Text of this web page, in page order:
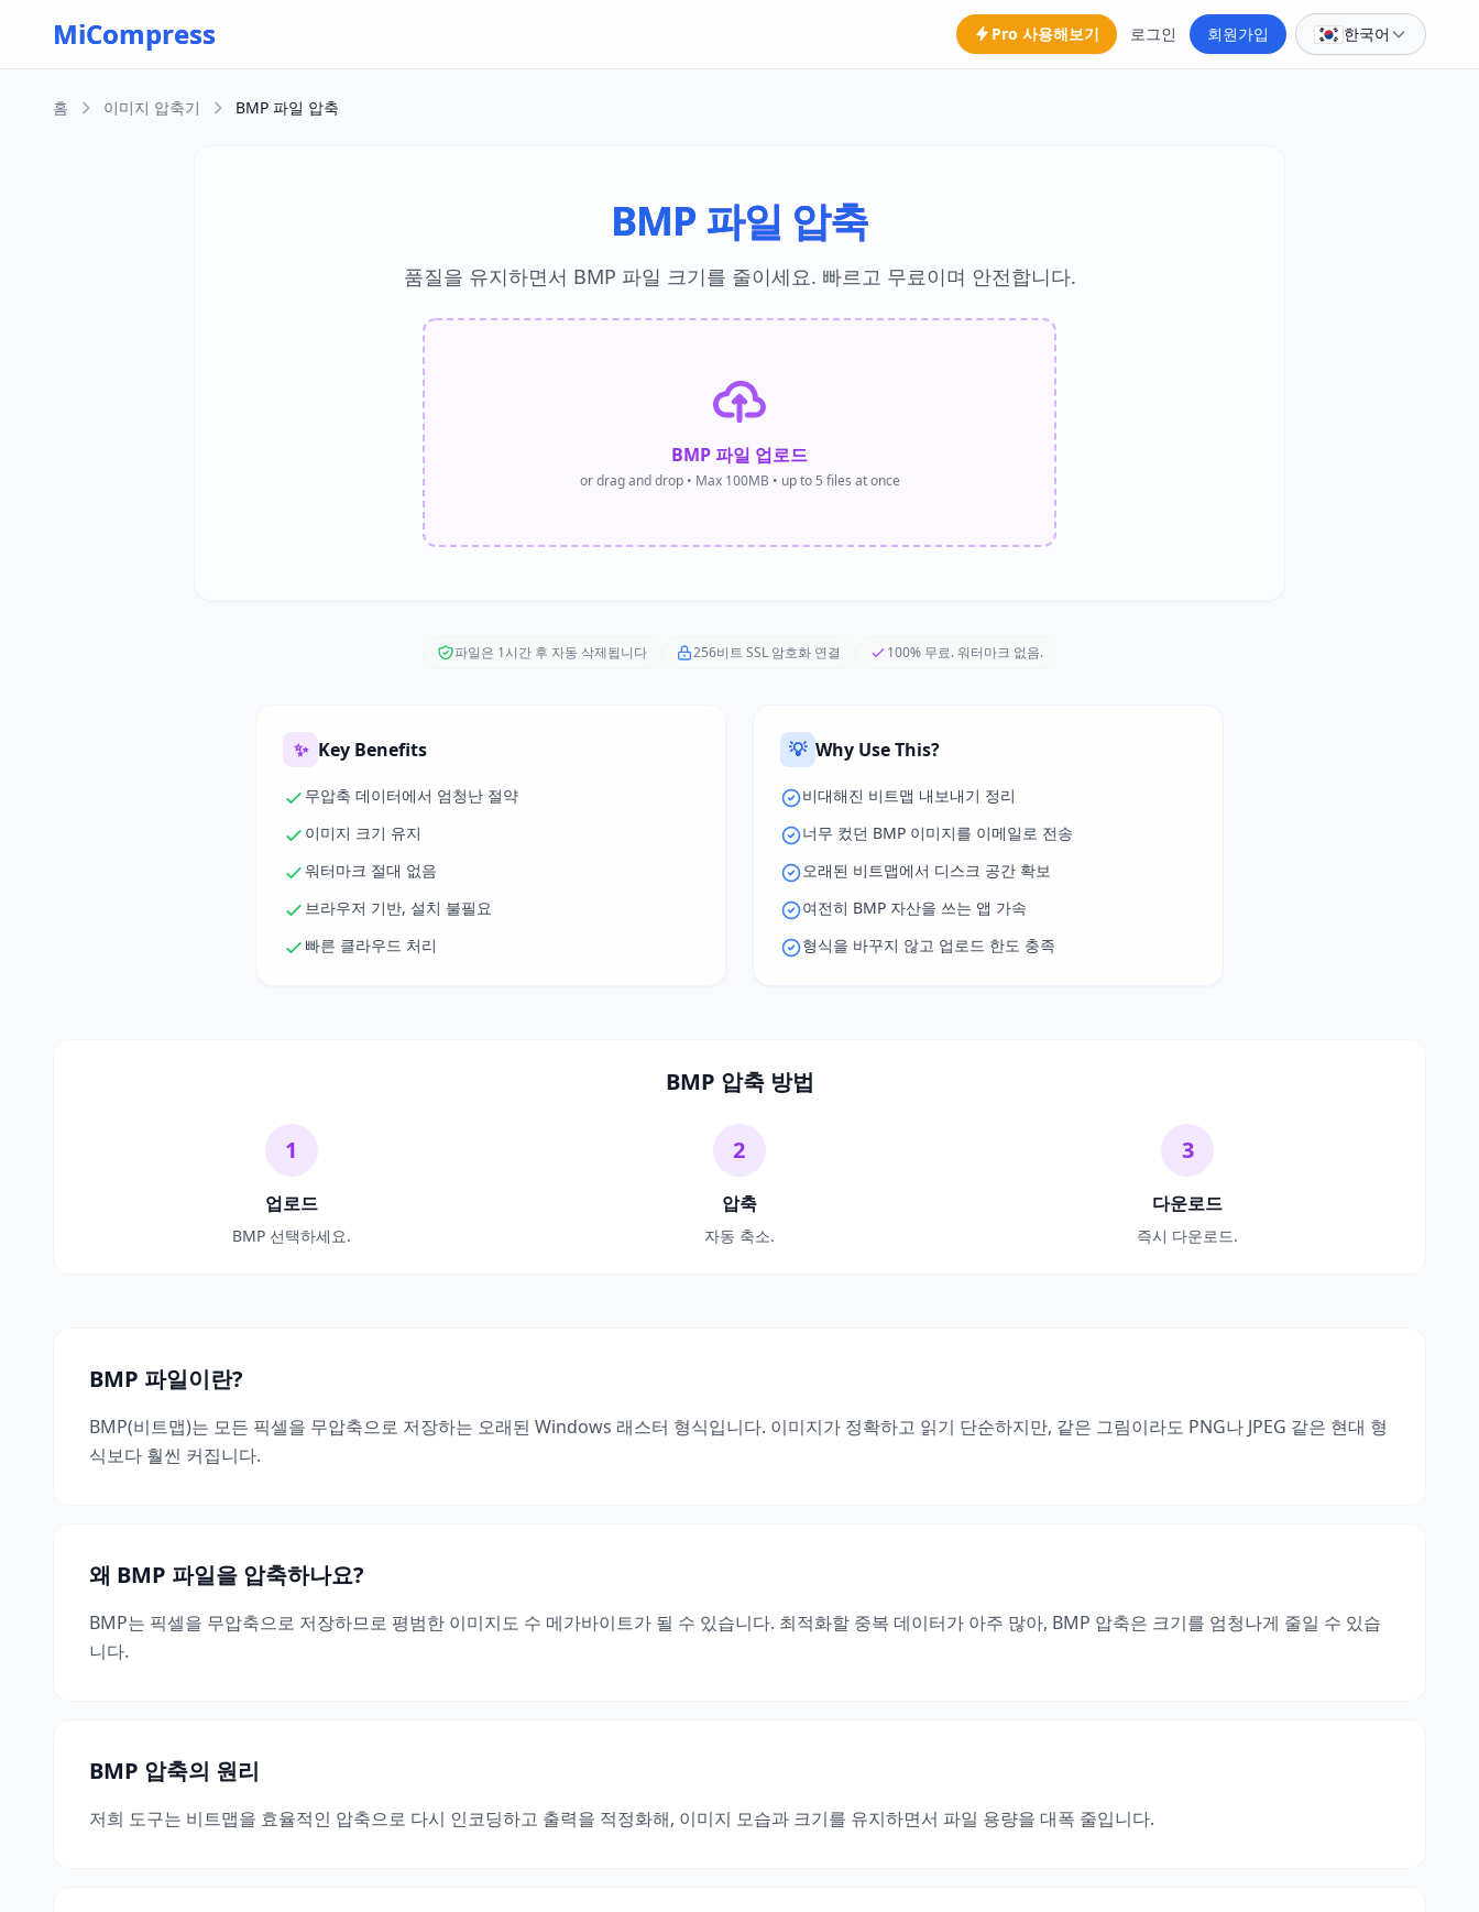
Skip to main content
MiCompress Pro 사용해보기 로그인 회원가입 한국어
홈 이미지 압축기 BMP 파일 압축
BMP 파일 압축
품질을 유지하면서 BMP 파일 크기를 줄이세요. 빠르고 무료이며 안전합니다.
BMP 파일 업로드
or drag and drop • Max 100MB • up to 5 files at once
파일은 1시간 후 자동 삭제됩니다 256비트 SSL 암호화 연결 100% 무료. 워터마크 없음.
✨ Key Benefits
무압축 데이터에서 엄청난 절약
이미지 크기 유지
워터마크 절대 없음
브라우저 기반, 설치 불필요
빠른 클라우드 처리
💡 Why Use This?
비대해진 비트맵 내보내기 정리
너무 컸던 BMP 이미지를 이메일로 전송
오래된 비트맵에서 디스크 공간 확보
여전히 BMP 자산을 쓰는 앱 가속
형식을 바꾸지 않고 업로드 한도 충족
BMP 압축 방법
1
업로드
BMP 선택하세요.
2
압축
자동 축소.
3
다운로드
즉시 다운로드.
BMP 파일이란?
BMP(비트맵)는 모든 픽셀을 무압축으로 저장하는 오래된 Windows 래스터 형식입니다. 이미지가 정확하고 읽기 단순하지만, 같은 그림이라도 PNG나 JPEG 같은 현대 형
식보다 훨씬 커집니다.
왜 BMP 파일을 압축하나요?
BMP는 픽셀을 무압축으로 저장하므로 평범한 이미지도 수 메가바이트가 될 수 있습니다. 최적화할 중복 데이터가 아주 많아, BMP 압축은 크기를 엄청나게 줄일 수 있습
니다.
BMP 압축의 원리
저희 도구는 비트맵을 효율적인 압축으로 다시 인코딩하고 출력을 적정화해, 이미지 모습과 크기를 유지하면서 파일 용량을 대폭 줄입니다.